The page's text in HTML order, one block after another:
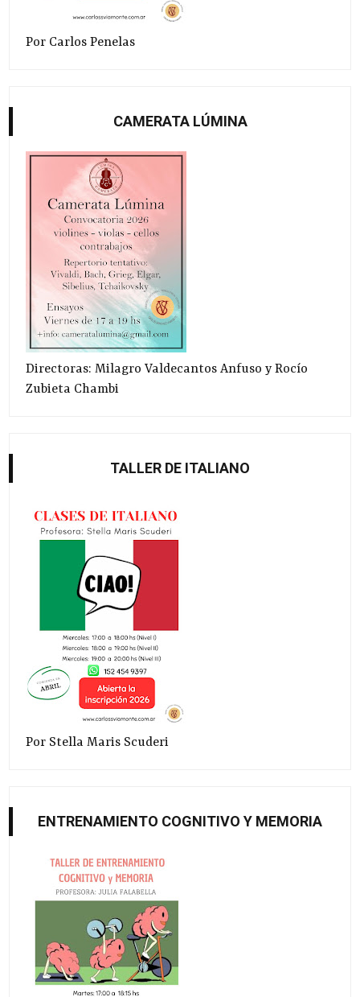
Por Carlos Penelas
CAMERATA LÚMINA
Directoras: Milagro Valdecantos Anfuso y Rocío
Zubieta Chambi
TALLER DE ITALIANO
Por Stella Maris Scuderi
ENTRENAMIENTO COGNITIVO Y MEMORIA